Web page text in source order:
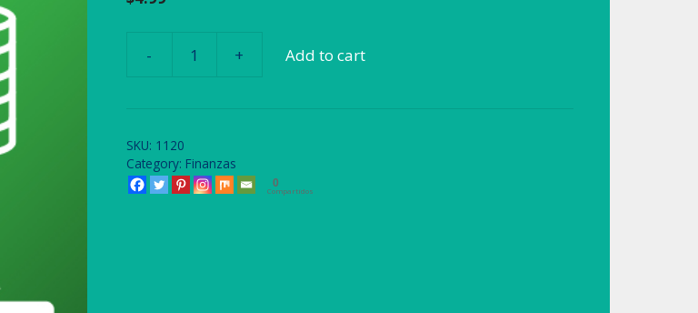
- + Add to cart
SKU: 1120
Category: Finanzas
0
Compartidos